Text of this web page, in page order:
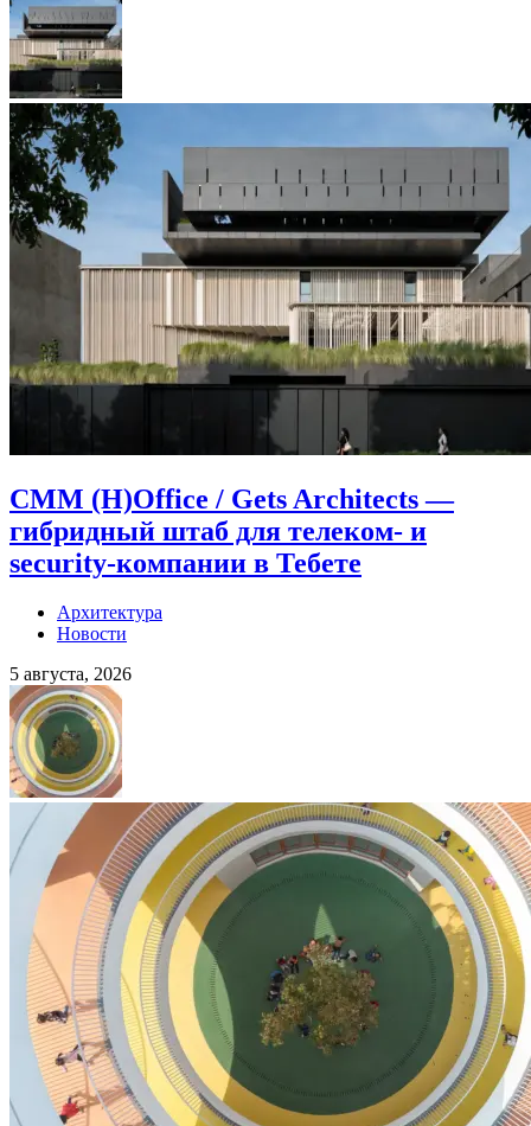
CMM (H)Office / Gets Architects —
гибридный штаб для телеком- и
security-компании в Тебете
Архитектура
Новости
5 августа, 2026